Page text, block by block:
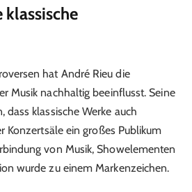
klassische
hat André Rieu die
Musik nachhaltig beeinflusst. Seine
dass klassische Werke auch
Konzertsäle ein großes Publikum
von Musik, Showelementen
wurde zu einem Markenzeichen.